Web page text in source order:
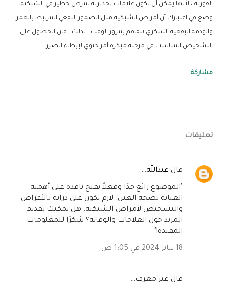
الفورية ، لأنها يمكن أن تكون علامات تحذيرية لمرض خطير في الشبكية ،
وضع في اعتبارك أن أمراض الشبكية مثل الضمور البقعي المرتبط بالعمر
والوذمة البقعية السكري تتفاقم بمرور الوقت ، لذلك ، فإن الحصول على
التشخيص المناسب في مرحلة مبكرة أمر حيوي لإبطاء الضرر.
مشاركة
تعليقات
‏قال عبدالله…
"الموضوع رائع جدًا وفعلاً يفتح نافذة على أهمية
العناية بصحة العين. لازم نكون على دراية بالأعراض
والتشخيص لأمراض الشبكية. هل يمكنك تقديم
المزيد حول العلاجات والوقاية؟ شكرًا للمعلومات
المفيدة!"
18 يناير 2024 في 1:05 ص
‏قال غير معرف…